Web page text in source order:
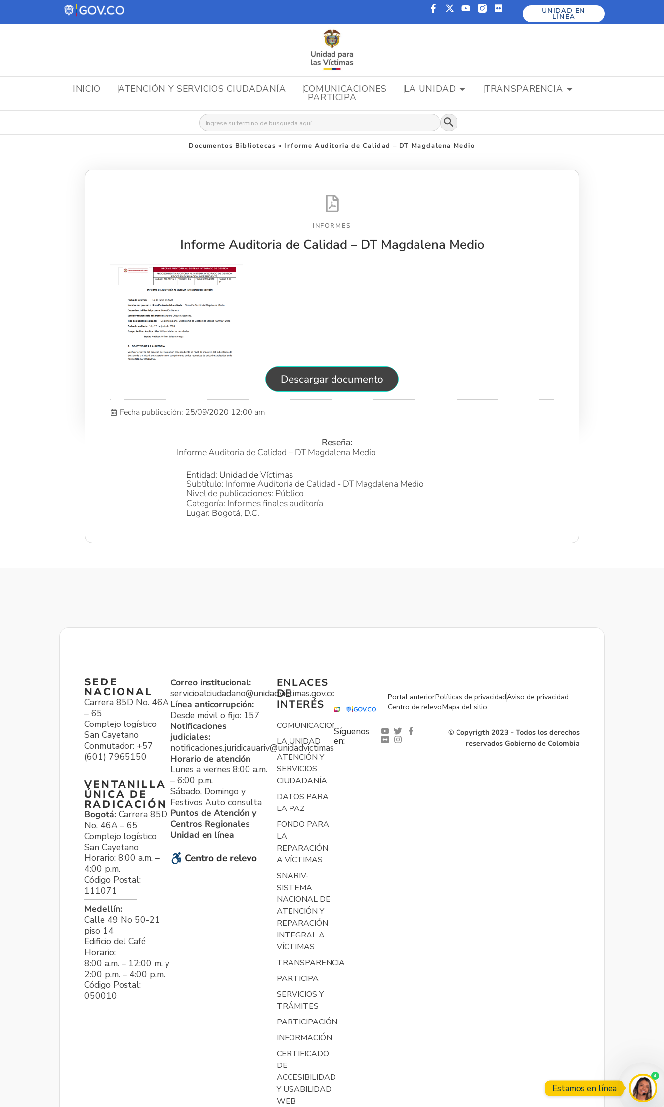
UNIDAD EN
LÍNEA
INICIO ATENCIÓN Y SERVICIOS CIUDADANÍA COMUNICACIONES LA UNIDAD TRANSPARENCIA
PARTICIPA
Buscar: Botón de búsqueda
Documentos Bibliotecas » Informe Auditoria de Calidad – DT Magdalena Medio
INFORMES
Informe Auditoria de Calidad – DT Magdalena Medio
Descargar documento
Fecha publicación: 25/09/2020 12:00 am
Reseña:
Informe Auditoria de Calidad – DT Magdalena Medio
Entidad: Unidad de Víctimas
Subtítulo: Informe Auditoria de Calidad - DT Magdalena Medio
Nivel de publicaciones: Público
Categoría: Informes finales auditoría
Lugar: Bogotá, D.C.
SEDE
NACIONAL
Carrera 85D No. 46A
– 65
Complejo logístico
San Cayetano
Conmutador: +57
(601) 7965150
VENTANILLA
ÚNICA DE
RADICACIÓN
Bogotá: Carrera 85D
No. 46A – 65
Complejo logístico
San Cayetano
Horario: 8:00 a.m. –
4:00 p.m.
Código Postal:
111071
Medellín:
Calle 49 No 50-21
piso 14
Edificio del Café
Horario:
8:00 a.m. – 12:00 m. y
2:00 p.m. – 4:00 p.m.
Código Postal:
050010
Correo institucional:
servicioalciudadano@unidadvictimas.gov.co
Línea anticorrupción:
Desde móvil o fijo: 157
Notificaciones
judiciales:
notificaciones.juridicauariv@unidadvictimas.gov.co
Horario de atención
Lunes a viernes 8:00 a.m.
– 6:00 p.m.
Sábado, Domingo y
Festivos Auto consulta
Puntos de Atención y
Centros Regionales
Unidad en línea
Centro de relevo
ENLACES
DE
INTERÉS
COMUNICACIONES
LA UNIDAD
ATENCIÓN Y
SERVICIOS
CIUDADANÍA
DATOS PARA
LA PAZ
FONDO PARA
LA
REPARACIÓN
A VÍCTIMAS
SNARIV-
SISTEMA
NACIONAL DE
ATENCIÓN Y
REPARACIÓN
INTEGRAL A
VÍCTIMAS
TRANSPARENCIA
PARTICIPA
SERVICIOS Y
TRÁMITES
PARTICIPACIÓN
INFORMACIÓN
CERTIFICADO
DE
ACCESIBILIDAD
Y USABILIDAD
WEB
Portal anteriorPolíticas de privacidadAviso de privacidad
Centro de relevoMapa del sitio
Síguenos
en:
© Copyrigth 2023 - Todos los derechos
reservados Gobierno de Colombia
Estamos en línea
4